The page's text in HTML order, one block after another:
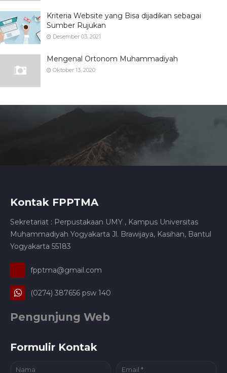
Kriteria Website yang Bisa dijadikan sebagai
Sumber Rujukan
Desember 03, 2021
Mengenal Ortonom Muhammadiyah
Oktober 13, 2020
Kontak FPPTMA
Sekretariat : Perpustakaan UMY , Kampus Universitas
Muhammadiyah Yogyakarta Jl. Brawijaya, Kasihan, Bantul
Yogyakarta 55183
fpptma@gmail.com
(0274) 387656 psw 140
Pengunjung Web
Formulir Kontak